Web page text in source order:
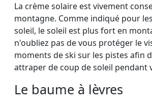
La crème solaire est vivement
montagne. Comme indiqué pour
soleil, le soleil est plus fort en
n'oubliez pas de vous protéger le
moments de ski sur les pistes afin
attraper de coup de soleil pendant
Le baume à lèvres